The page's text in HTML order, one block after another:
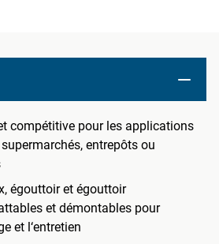
compétitive pour les applications
entrepôts ou
égouttoir et égouttoir
et démontables pour
et l‘entretien